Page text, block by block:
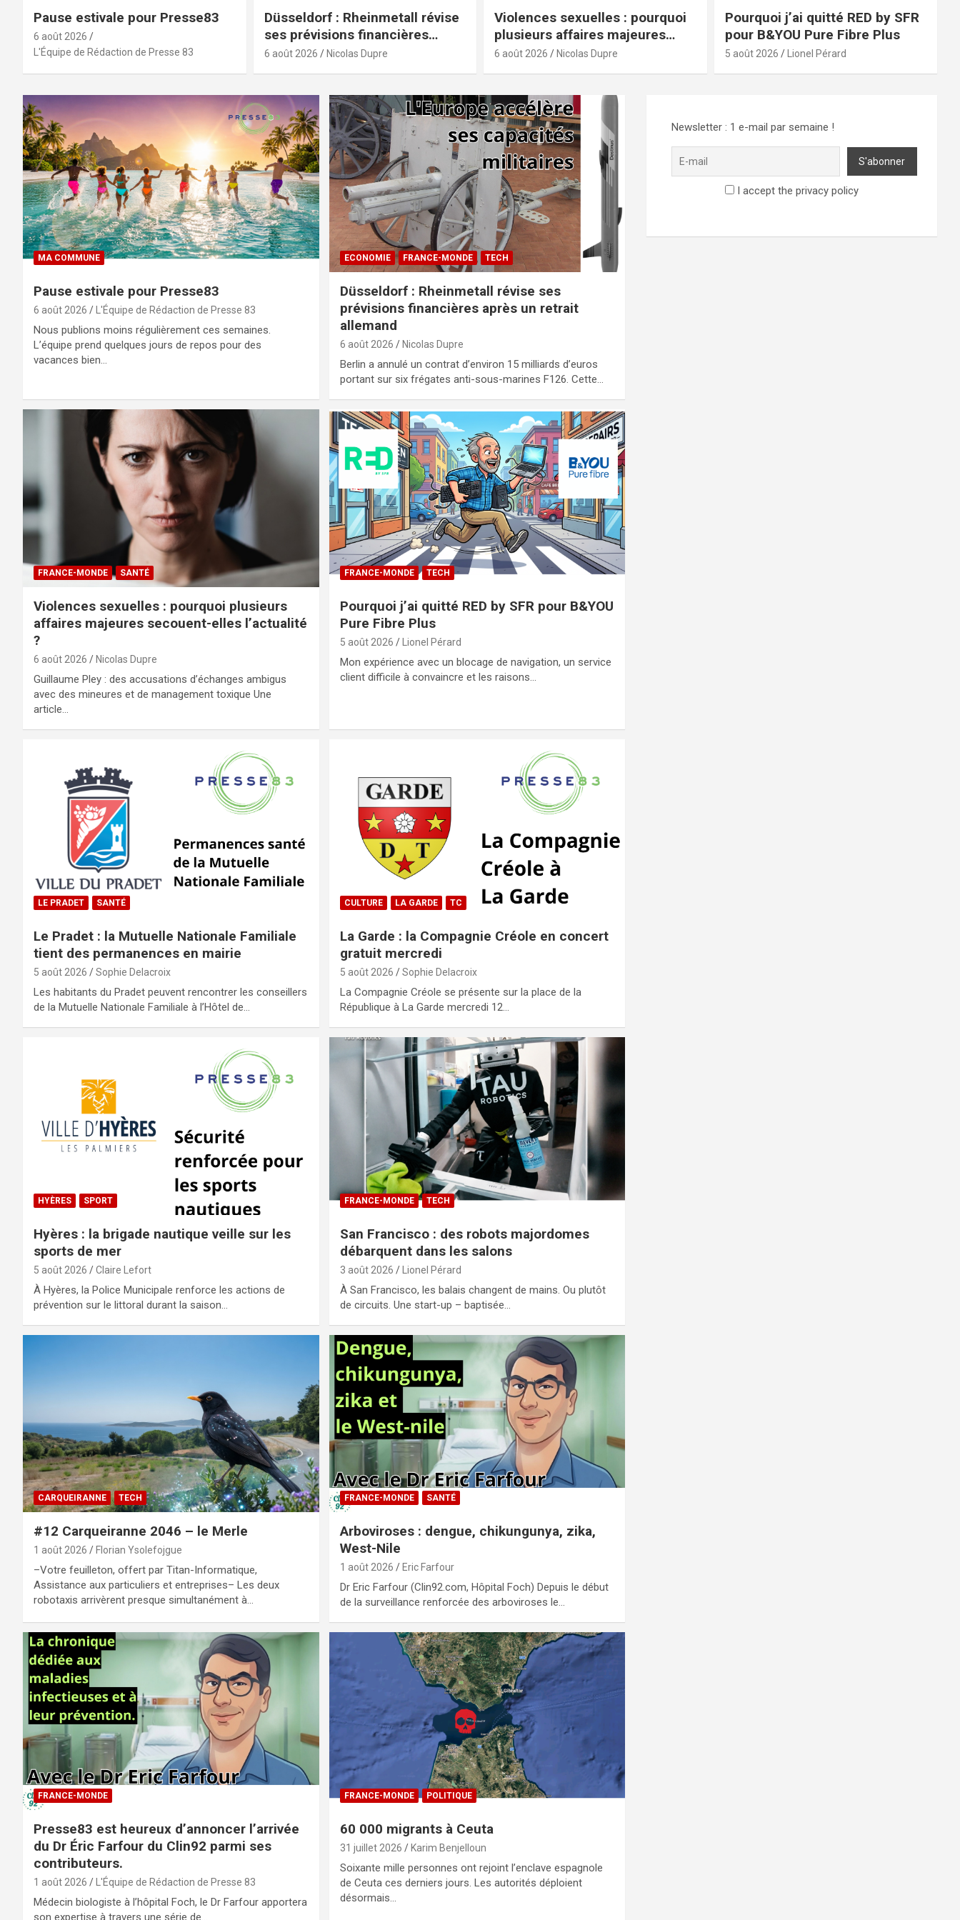
Pause estivale pour Presse83
6 août 2026
L'Équipe de Rédaction de Presse 83
Düsseldorf : Rheinmetall révise
ses prévisions financières
après un retrait allemand
6 août 2026 Nicolas Dupre
Violences sexuelles : pourquoi
plusieurs affaires majeures
secouent-elles l’actualité ?
6 août 2026 Nicolas Dupre
Pourquoi j’ai quitté RED by SFR
pour B&YOU Pure Fibre Plus
5 août 2026 Lionel Pérard
MA COMMUNE
Pause estivale pour Presse83
6 août 2026 L'Équipe de Rédaction de Presse 83
Nous publions moins régulièrement ces semaines.
L’équipe prend quelques jours de repos pour des
vacances bien…
ECONOMIE FRANCE-MONDE TECH
Düsseldorf : Rheinmetall révise ses
prévisions financières après un retrait
allemand
6 août 2026 Nicolas Dupre
Berlin a annulé un contrat d’environ 15 milliards d’euros
portant sur six frégates anti-sous-marines F126. Cette…
FRANCE-MONDE SANTÉ
Violences sexuelles : pourquoi plusieurs
affaires majeures secouent-elles l’actualité
?
6 août 2026 Nicolas Dupre
Guillaume Pley : des accusations d’échanges ambigus
avec des mineures et de management toxique Une
article…
FRANCE-MONDE TECH
Pourquoi j’ai quitté RED by SFR pour B&YOU
Pure Fibre Plus
5 août 2026 Lionel Pérard
Mon expérience avec un blocage de navigation, un service
client difficile à convaincre et les raisons…
LE PRADET SANTÉ
Le Pradet : la Mutuelle Nationale Familiale
tient des permanences en mairie
5 août 2026 Sophie Delacroix
Les habitants du Pradet peuvent rencontrer les conseillers
de la Mutuelle Nationale Familiale à l’Hôtel de…
CULTURE LA GARDE TC
La Garde : la Compagnie Créole en concert
gratuit mercredi
5 août 2026 Sophie Delacroix
La Compagnie Créole se présente sur la place de la
République à La Garde mercredi 12…
HYÈRES SPORT
Hyères : la brigade nautique veille sur les
sports de mer
5 août 2026 Claire Lefort
À Hyères, la Police Municipale renforce les actions de
prévention sur le littoral durant la saison…
FRANCE-MONDE TECH
San Francisco : des robots majordomes
débarquent dans les salons
3 août 2026 Lionel Pérard
À San Francisco, les balais changent de mains. Ou plutôt
de circuits. Une start-up – baptisée…
CARQUEIRANNE TECH
#12 Carqueiranne 2046 – le Merle
1 août 2026 Florian Ysolefojgue
–Votre feuilleton, offert par Titan-Informatique,
Assistance aux particuliers et entreprises– Les deux
robotaxis arrivèrent presque simultanément à…
FRANCE-MONDE SANTÉ
Arboviroses : dengue, chikungunya, zika,
West-Nile
1 août 2026 Eric Farfour
Dr Eric Farfour (Clin92.com, Hôpital Foch) Depuis le début
de la surveillance renforcée des arboviroses le…
FRANCE-MONDE
Presse83 est heureux d’annoncer l’arrivée
du Dr Éric Farfour du Clin92 parmi ses
contributeurs.
1 août 2026 L'Équipe de Rédaction de Presse 83
Médecin biologiste à l’hôpital Foch, le Dr Farfour apportera
son expertise à travers une série de…
FRANCE-MONDE POLITIQUE
60 000 migrants à Ceuta
31 juillet 2026 Karim Benjelloun
Soixante mille personnes ont rejoint l’enclave espagnole
de Ceuta ces derniers jours. Les autorités déploient
désormais…
Newsletter : 1 e-mail par semaine !
I accept the privacy policy